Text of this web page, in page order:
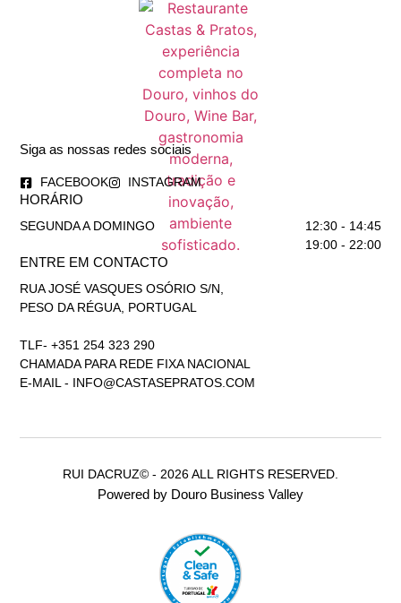
Siga as nossas redes sociais
FACEBOOK INSTAGRAM
HORÁRIO
SEGUNDA A DOMINGO
12:30 - 14:45
19:00 - 22:00
ENTRE EM CONTACTO
RUA JOSÉ VASQUES OSÓRIO S/N,
PESO DA RÉGUA, PORTUGAL
TLF- +351 254 323 290
CHAMADA PARA REDE FIXA NACIONAL
E-MAIL - INFO@CASTASEPRATOS.COM
RUI DACRUZ© - 2026 ALL RIGHTS RESERVED.
Powered by Douro Business Valley